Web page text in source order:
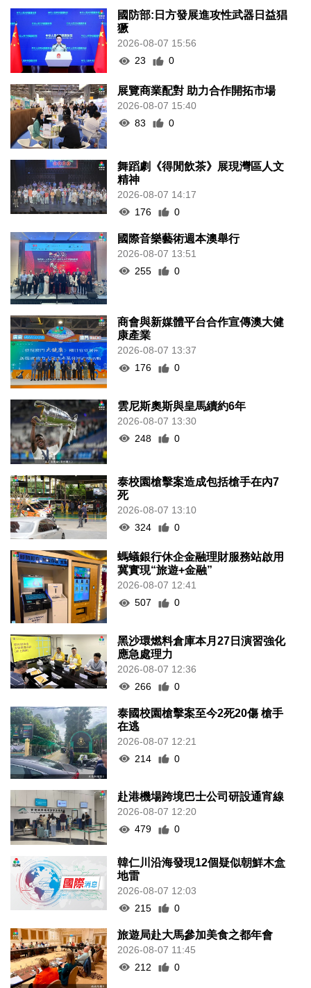
國防部:日方發展進攻性武器日益猖
獗
2026-08-07 15:56
23
0
展覽商業配對 助力合作開拓市場
2026-08-07 15:40
83
0
舞蹈劇《得閒飲茶》展現灣區人文
精神
2026-08-07 14:17
176
0
國際音樂藝術週本澳舉行
2026-08-07 13:51
255
0
商會與新媒體平台合作宣傳澳大健
康產業
2026-08-07 13:37
176
0
雲尼斯奧斯與皇馬續約6年
2026-08-07 13:30
248
0
泰校園槍擊案造成包括槍手在內7
死
2026-08-07 13:10
324
0
螞蟻銀行休企金融理財服務站啟用
冀實現“旅遊+金融”
2026-08-07 12:41
507
0
黑沙環燃料倉庫本月27日演習強化
應急處理力
2026-08-07 12:36
266
0
泰國校園槍擊案至今2死20傷 槍手
在逃
2026-08-07 12:21
214
0
赴港機場跨境巴士公司研設通宵線
2026-08-07 12:20
479
0
韓仁川沿海發現12個疑似朝鮮木盒
地雷
2026-08-07 12:03
215
0
旅遊局赴大馬參加美食之都年會
2026-08-07 11:45
212
0